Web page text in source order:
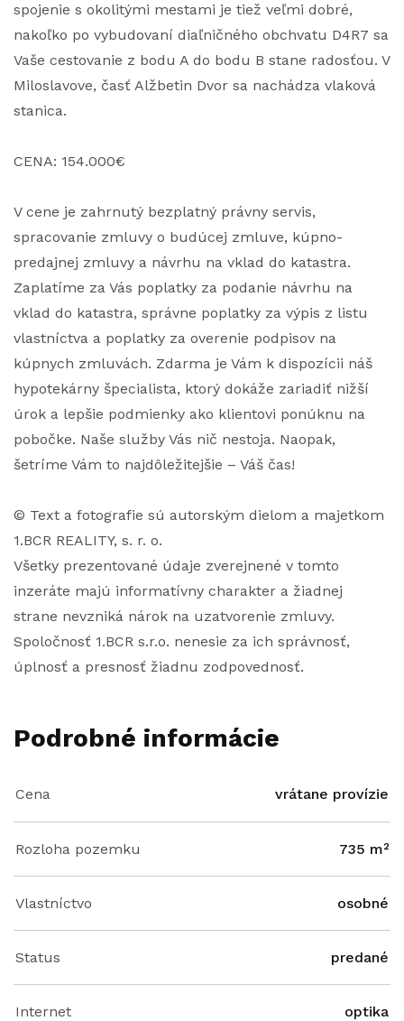
spojenie s okolitými mestami je tiež veľmi dobré,
nakoľko po vybudovaní diaľničného obchvatu D4R7 sa
Vaše cestovanie z bodu A do bodu B stane radosťou. V
Miloslavove, časť Alžbetin Dvor sa nachádza vlaková
stanica.
CENA: 154.000€
V cene je zahrnutý bezplatný právny servis,
spracovanie zmluvy o budúcej zmluve, kúpno-
predajnej zmluvy a návrhu na vklad do katastra.
Zaplatíme za Vás poplatky za podanie návrhu na
vklad do katastra, správne poplatky za výpis z listu
vlastníctva a poplatky za overenie podpisov na
kúpnych zmluvách. Zdarma je Vám k dispozícii náš
hypotekárny špecialista, ktorý dokáže zariadiť nižší
úrok a lepšie podmienky ako klientovi ponúknu na
pobočke. Naše služby Vás nič nestoja. Naopak,
šetríme Vám to najdôležitejšie – Váš čas!
© Text a fotografie sú autorským dielom a majetkom
1.BCR REALITY, s. r. o.
Všetky prezentované údaje zverejnené v tomto
inzeráte majú informatívny charakter a žiadnej
strane nevzniká nárok na uzatvorenie zmluvy.
Spoločnosť 1.BCR s.r.o. nenesie za ich správnosť,
úplnosť a presnosť žiadnu zodpovednosť.
Podrobné informácie
Cena vrátane provízie
Rozloha pozemku 735 m²
Vlastníctvo osobné
Status predané
Internet optika